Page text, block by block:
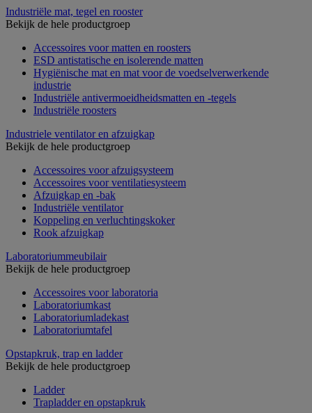
Industriële mat, tegel en rooster
Bekijk de hele productgroep
Accessoires voor matten en roosters
ESD antistatische en isolerende matten
Hygiënische mat en mat voor de voedselverwerkende
industrie
Industriële antivermoeidheidsmatten en -tegels
Industriële roosters
Industriele ventilator en afzuigkap
Bekijk de hele productgroep
Accessoires voor afzuigsysteem
Accessoires voor ventilatiesysteem
Afzuigkap en -bak
Industriële ventilator
Koppeling en verluchtingskoker
Rook afzuigkap
Laboratoriummeubilair
Bekijk de hele productgroep
Accessoires voor laboratoria
Laboratoriumkast
Laboratoriumladekast
Laboratoriumtafel
Opstapkruk, trap en ladder
Bekijk de hele productgroep
Ladder
Trapladder en opstapkruk